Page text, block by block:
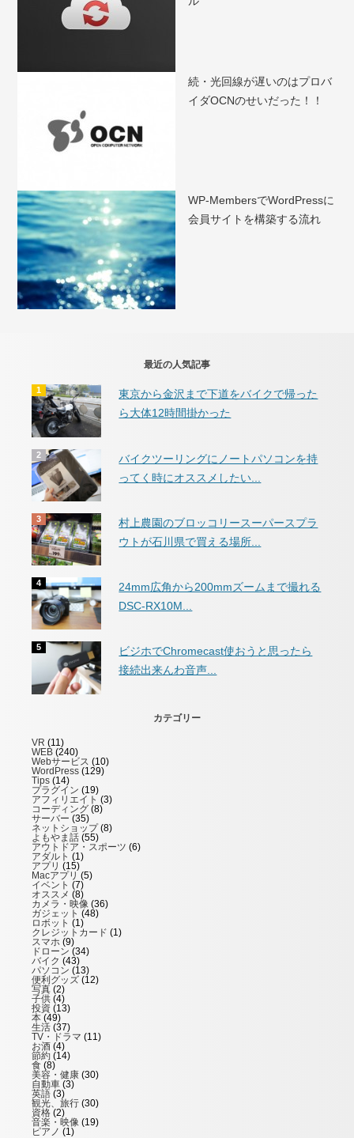
続・光回線が遅いのはプロバ
イダOCNのせいだった！！
WP-MembersでWordPressに
会員サイトを構築する流れ
最近の人気記事
東京から金沢まで下道をバイクで帰った
ら大体12時間掛かった
バイクツーリングにノートパソコンを持
ってく時にオススメしたい...
村上農園のブロッコリースーパースプラ
ウトが石川県で買える場所...
24mm広角から200mmズームまで撮れる
DSC-RX10M...
ビジホでChromecast使おうと思ったら
接続出来んわ音声...
カテゴリー
VR (11)
WEB (240)
Webサービス (10)
WordPress (129)
Tips (14)
プラグイン (19)
アフィリエイト (3)
コーディング (8)
サーバー (35)
ネットショップ(8)
よもやま話 (55)
アウトドア・スポーツ (6)
アダルト (1)
アプリ (15)
Macアプリ (5)
イベント (7)
オススメ (8)
カメラ・映像 (36)
ガジェット (48)
ロボット (1)
クレジットカード (1)
スマホ (9)
ドローン (34)
バイク (43)
パソコン (13)
便利グッズ (12)
写真 (2)
子供 (4)
投資 (13)
本 (49)
生活 (37)
TV・ドラマ (11)
お酒 (4)
節約 (14)
食 (8)
美容・健康 (30)
自動車 (3)
英語 (3)
観光、旅行 (30)
資格 (2)
音楽・映像 (19)
ピアノ (1)